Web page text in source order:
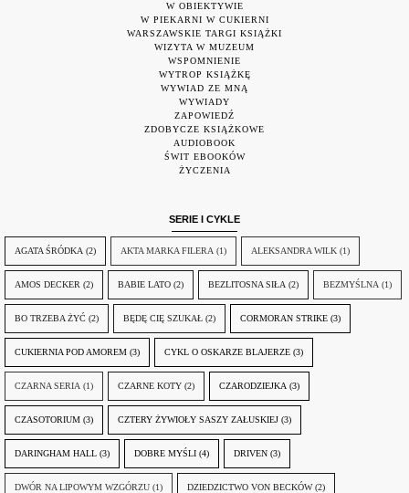
W OBIEKTYWIE
W PIEKARNI W CUKIERNI
WARSZAWSKIE TARGI KSIĄŻKI
WIZYTA W MUZEUM
WSPOMNIENIE
WYTROP KSIĄŻKĘ
WYWIAD ZE MNĄ
WYWIADY
ZAPOWIEDŹ
ZDOBYCZE KSIĄŻKOWE
AUDIOBOOK
ŚWIT EBOOKÓW
ŻYCZENIA
SERIE I CYKLE
AGATA ŚRÓDKA (2) AKTA MARKA FILERA (1) ALEKSANDRA WILK (1)
AMOS DECKER (2) BABIE LATO (2) BEZLITOSNA SIŁA (2) BEZMYŚLNA (1)
BO TRZEBA ŻYĆ (2) BĘDĘ CIĘ SZUKAŁ (2) CORMORAN STRIKE (3)
CUKIERNIA POD AMOREM (3) CYKL O OSKARZE BLAJERZE (3)
CZARNA SERIA (1) CZARNE KOTY (2) CZARODZIEJKA (3)
CZASOTORIUM (3) CZTERY ŻYWIOŁY SASZY ZAŁUSKIEJ (3)
DARINGHAM HALL (3) DOBRE MYŚLI (4) DRIVEN (3)
DWÓR NA LIPOWYM WZGÓRZU (1) DZIEDZICTWO VON BECKÓW (2)